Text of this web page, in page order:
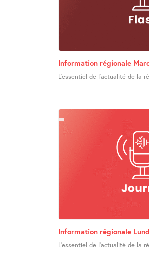
Information régionale
L’essentiel de l’actualité de la
Information régionale
L’essentiel de l’actualité de la